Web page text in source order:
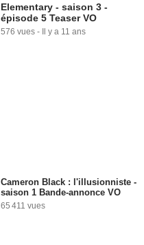
Elementary - saison 3 -
épisode 5 Teaser VO
576 vues - Il y a 11 ans
Cameron Black : l'illusionniste -
saison 1 Bande-annonce VO
65 411 vues